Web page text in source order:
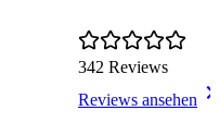
342 Reviews
Reviews ansehen